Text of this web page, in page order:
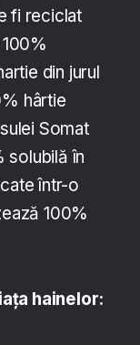
fi reciclat
din jurul
hârtie
Somat
solubilă în
într-o
100%
hainelor: